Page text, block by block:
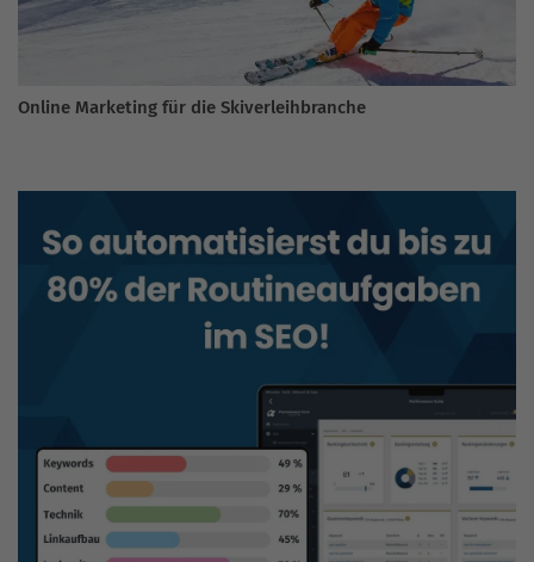
Online Marketing für die Skiverleihbranche
BLOG DURCHSUCHEN